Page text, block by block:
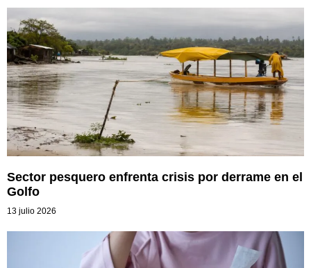
Sector pesquero enfrenta crisis por derrame en el
Golfo
13 julio 2026